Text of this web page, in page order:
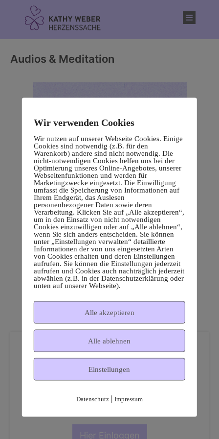
Audios & Meditation
Dies ist ein geschützter
Mitgliederbereich!
Hier Einloggen
Wir verwenden Cookies
Wir nutzen auf unserer Webseite Cookies. Einige
Cookies sind notwendig (z.B. für den
Warenkorb) andere sind nicht notwendig. Die
nicht-notwendigen Cookies helfen uns bei der
Optimierung unseres Online-Angebotes, unserer
Webseitenfunktionen und werden für
Marketingzwecke eingesetzt. Die Einwilligung
umfasst die Speicherung von Informationen auf
Ihrem Endgerät, das Auslesen
personenbezogener Daten sowie deren
Verarbeitung. Klicken Sie auf „Alle akzeptieren“,
um in den Einsatz von nicht notwendigen
Cookies einzuwilligen oder auf „Alle ablehnen“,
wenn Sie sich anders entscheiden. Sie können
unter „Einstellungen verwalten“ detaillierte
Informationen der von uns eingesetzten Arten
von Cookies erhalten und deren Einstellungen
aufrufen. Sie können die Einstellungen jederzeit
aufrufen und Cookies auch nachträglich jederzeit
abwählen (z.B. in der Datenschutzerklärung oder
unten auf unserer Webseite).
Alle akzeptieren
Alle ablehnen
Einstellungen
Datenschutz| Impressum